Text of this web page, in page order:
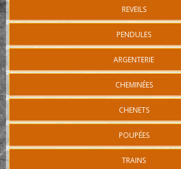
REVEILS
PENDULES
ARGENTERIE
CHEMINÉES
CHENETS
POUPÉES
TRAINS